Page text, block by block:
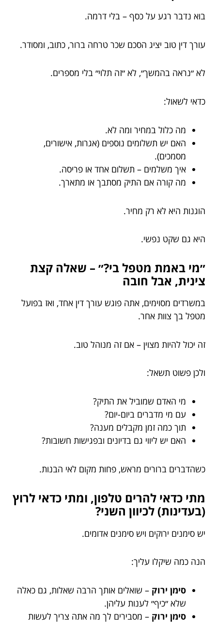
בוא נדבר רגע על כסף – בלי דרמה.
עורך דין טוב יציג הסכם שכר טרחה ברור, כתוב, ומסודר.
לא ״נראה בהמשך״, לא ״זה תלוי״ בלי מספרים.
כדאי לשאול:
מה כלול במחיר ומה לא.
האם יש תשלומים נוספים (אגרות, אישורים,
מסמכים).
איך משלמים – תשלום אחד או פריסה.
מה קורה אם התיק מסתבך או מתארך.
הוגנות היא לא רק מחיר.
היא גם שקט נפשי.
״מי באמת מטפל בי?״ – שאלה קצת
צינית, אבל חובה
במשרדים מסוימים, אתה פוגש עורך דין אחד, ואז בפועל
מטפל בך צוות אחר.
זה יכול להיות מצוין – אם זה מנוהל טוב.
ולכן פשוט תשאל:
מי האדם שמוביל את התיק?
עם מי מדברים ביום-יום?
תוך כמה זמן מקבלים מענה?
האם יש ליווי גם בדיונים ובפגישות חשובות?
כשהדברים ברורים מראש, פחות מקום לאי הבנות.
מתי כדאי להרים טלפון, ומתי כדאי לרוץ
(בעדינות) לכיוון השני?
יש סימנים ירוקים ויש סימנים אדומים.
הנה כמה שיקלו עליך:
סימן ירוק – שואלים אותך הרבה שאלות, גם כאלה
שלא ״כיף״ לענות עליהן.
סימן ירוק – מסבירים לך מה אתה צריך לעשות